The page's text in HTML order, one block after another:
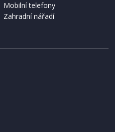
Mobilní telefony
Zahradní nářadí